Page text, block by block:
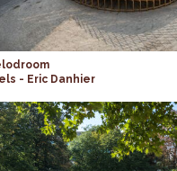
- Eric Danhier